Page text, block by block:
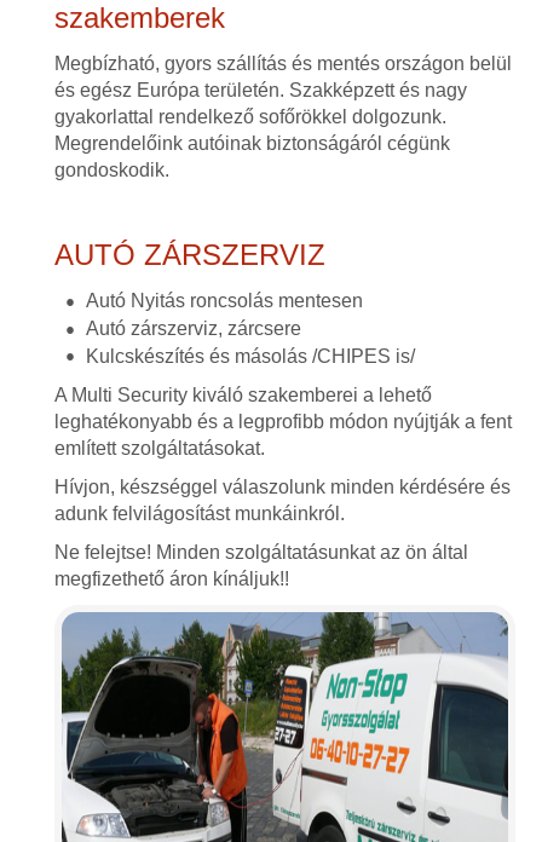
szakemberek
Megbízható, gyors szállítás és mentés országon belül
és egész Európa területén. Szakképzett és nagy
gyakorlattal rendelkező sofőrökkel dolgozunk.
Megrendelőink autóinak biztonságáról cégünk
gondoskodik.
AUTÓ ZÁRSZERVIZ
Autó Nyitás roncsolás mentesen
Autó zárszerviz, zárcsere
Kulcskészítés és másolás /CHIPES is/
A Multi Security kiváló szakemberei a lehető
leghatékonyabb és a legprofibb módon nyújtják a fent
említett szolgáltatásokat.
Hívjon, készséggel válaszolunk minden kérdésére és
adunk felvilágosítást munkáinkról.
Ne felejtse! Minden szolgáltatásunkat az ön által
megfizethető áron kínáljuk!!